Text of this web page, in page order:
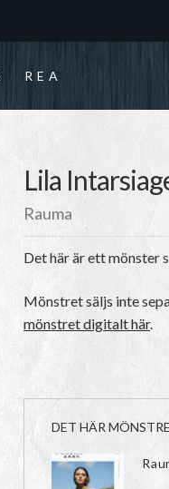
REA
Lila
Rauma
Det här är ett mönster
Mönstret säljs inte
mönstret digitalt här.
DET HÄR